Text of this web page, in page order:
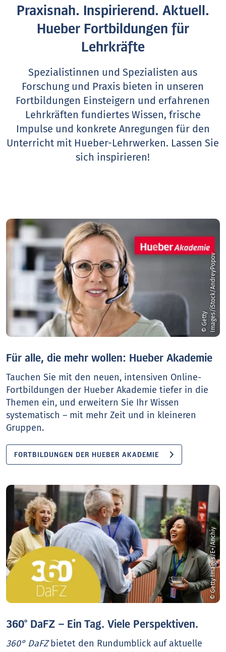
Praxisnah. Inspirierend. Aktuell.
Hueber Fortbildungen für
Lehrkräfte
Spezialistinnen und Spezialisten aus
Forschung und Praxis bieten in unseren
Fortbildungen Einsteigern und erfahrenen
Lehrkräften fundiertes Wissen, frische
Impulse und konkrete Anregungen für den
Unterricht mit Hueber-Lehrwerken. Lassen Sie
sich inspirieren!
©
G
e
t
t
y
I
m
a
g
e
s
/
i
S
t
o
c
k
/
A
n
d
r
e
y
P
o
p
ov
Für alle, die mehr wollen: Hueber Akademie
Tauchen Sie mit den neuen, intensiven Online-
Fortbildungen der Hueber Akademie tiefer in die
Themen ein, und erweitern Sie Ihr Wissen
systematisch – mit mehr Zeit und in kleineren
Gruppen.
FORTBILDUNGEN DER HUEBER AKADEMIE
© Getty Images/E+/Anchiy
360° DaFZ – Ein Tag. Viele Perspektiven.
360° DaFZbietet den Rundumblick auf aktuelle